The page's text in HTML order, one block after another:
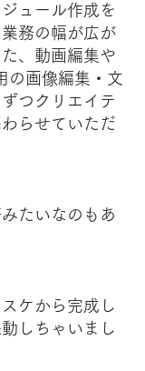
ュール作成を
務の幅が広が
、動画編集や
の画像編集・文
つクリエイテ
らせていただ
たいなのもあ
ケから完成し
しちゃいまし